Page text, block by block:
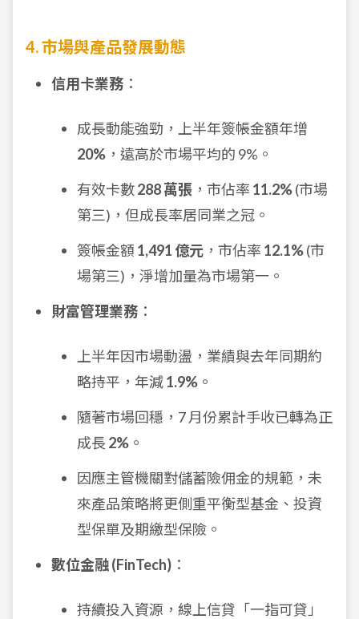
4. 市場與產品發展動態
信用卡業務 ：
成長動能強勁，上半年簽帳金額年增
20% ，遠高於市場平均的 9%。
有效卡數288 萬張 ，市佔率 11.2%(市場
第三)，但成長率居同業之冠。
簽帳金額 1,491 億元 ，市佔率 12.1%(市
場第三)，淨增加量為市場第一。
財富管理業務 ：
上半年因市場動盪，業績與去年同期約
略持平，年減1.9% 。
隨著市場回穩，7 月份累計手收已轉為正
成長 2% 。
因應主管機關對儲蓄險佣金的規範，未
來產品策略將更側重平衡型基金、投資
型保單及期繳型保險。
數位金融 (FinTech) ：
持續投入資源，線上信貸「一指可貸」